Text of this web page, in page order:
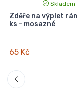
Skladem
Zděře na výplet
ks - mosazné
65 Kč